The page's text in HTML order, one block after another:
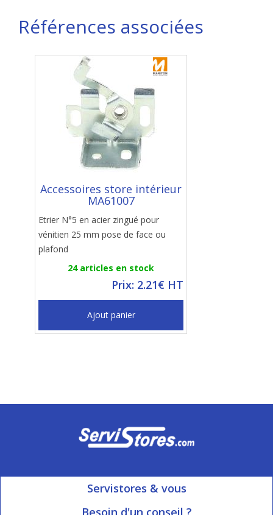
Références associées
Accessoires store intérieur
MA61007
Etrier N°5 en acier zingué pour
vénitien 25 mm pose de face ou
plafond
24 articles en stock
Prix: 2.21€ HT
Ajout panier
Servistores & vous
Mon compte
Besoin d'un conseil ?